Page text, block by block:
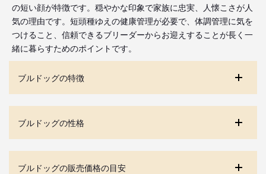
の短い顔が特徴です。穏やかな印象で家族に忠実、人懐こさが人
気の理由です。短頭種ゆえの健康管理が必要で、体調管理に気を
つけること、信頼できるブリーダーからお迎えすることが長く一
緒に暮らすためのポイントです。
ブルドッグの特徴
ブルドッグの性格
ブルドッグの販売価格の目安